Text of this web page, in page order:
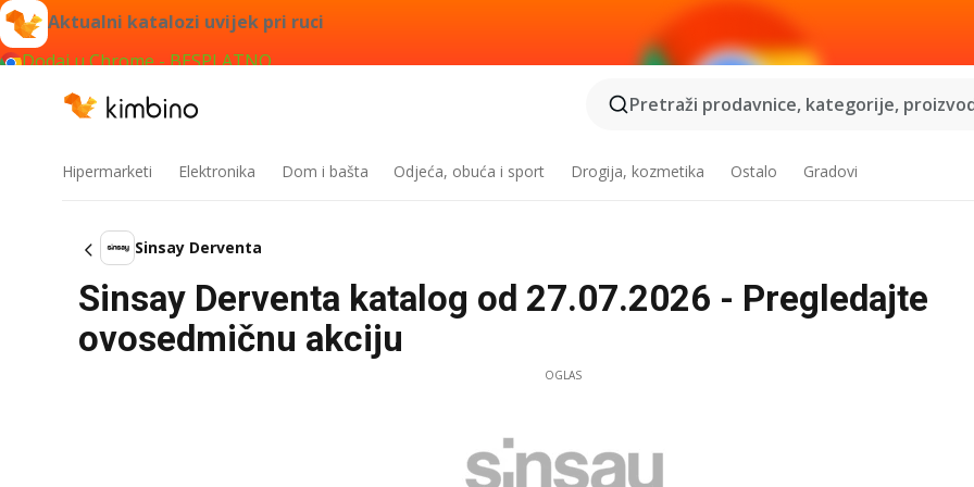
Aktualni katalozi uvijek pri ruci
Dodaj u Chrome - BESPLATNO
Pretraži prodavnice, kategorije,
Hipermarketi Elektronika Dom i bašta Odjeća, obuća i sport Drogija, kozmetika Ostalo Gradovi
Sinsay Derventa
Sinsay Derventa katalog od 27.07.2026 - Pregledajte
ovosedmičnu akciju
OGLAS